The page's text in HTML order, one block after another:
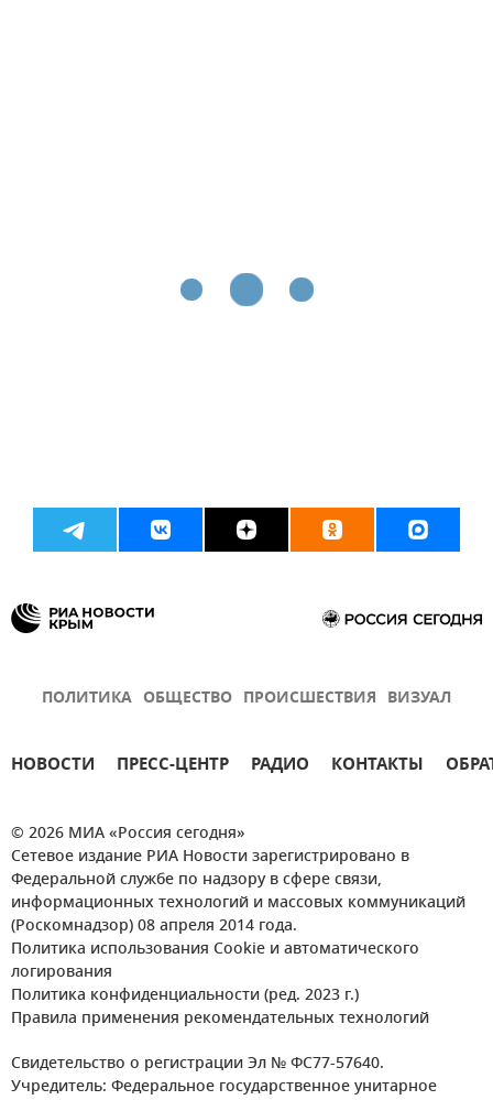
ПОЛИТИКА ОБЩЕСТВО ПРОИСШЕСТВИЯ ВИЗУАЛ
НОВОСТИ ПРЕСС-ЦЕНТР РАДИО КОНТАКТЫ
© 2026 МИА «Россия сегодня»
Сетевое издание РИА Новости зарегистрировано в
Федеральной службе по надзору в сфере связи,
информационных технологий и массовых коммуникаций
(Роскомнадзор) 08 апреля 2014 года.
Политика использования Cookie и автоматического
логирования
Политика конфиденциальности (ред. 2023 г.)
Правила применения рекомендательных технологий
Свидетельство о регистрации Эл № ФС77-57640.
Учредитель: Федеральное государственное унитарное